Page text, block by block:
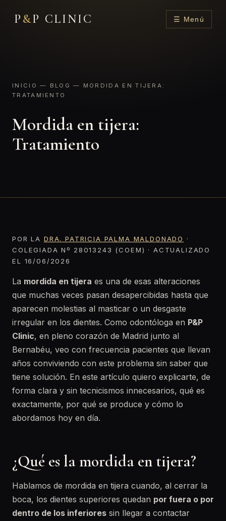
P &P CLINIC ☰ Menú
INICIO — BLOG — MORDIDA EN TIJERA:
TRATAMIENTO
Mordida en tijera:
Tratamiento
POR LA DRA. PATRICIA PALMA MALDONADO
·
COLEGIADA Nº 28013243 (COEM) · ACTUALIZADO
EL 16/06/2026
La mordida en tijera es una de esas alteraciones
que muchas veces pasan desapercibidas hasta que
aparecen molestias al masticar o un desgaste
irregular en los dientes. Como odontóloga en P&P
Clinic, en pleno corazón de Madrid junto al
Bernabéu, veo con frecuencia pacientes que llevan
años conviviendo con este problema sin saber que
tiene solución. En este artículo quiero explicarte, de
forma clara y sin tecnicismos innecesarios, qué es
exactamente, por qué se produce y cómo lo
abordamos hoy en día.
¿Qué es la mordida en tijera?
Hablamos de mordida en tijera cuando, al cerrar la
boca, los dientes superiores quedan por fuera o por
dentro de los inferiores sin llegar a contactar